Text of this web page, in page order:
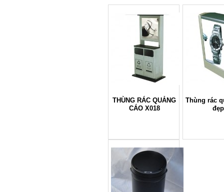
THÙNG RÁC QUẢNG
CÁO X018
Thùng rác
đẹp